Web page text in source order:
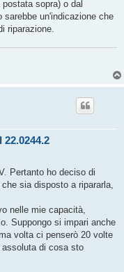
sopra) o dal
un'indicazione che
riparazione.
Pertanto ho deciso di
sia disposto a ripararla,
nelle mie capacità,
Suppongo si impari anche
volta ci penserò 20 volte
di cosa sto